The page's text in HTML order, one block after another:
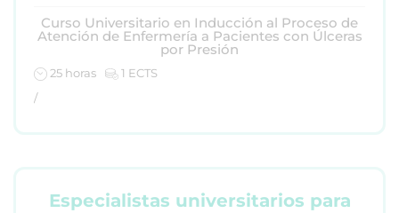
Curso Universitario en Inducción al Proceso de
Atención de Enfermería a Pacientes con Úlceras
por Presión
25 horas
1 ECTS
/
Especialistas universitarios para